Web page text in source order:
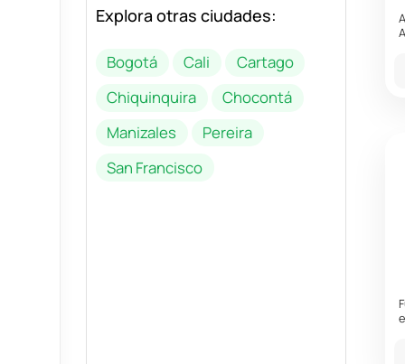
Explora otras ciudades:
Bogotá Cali
Cartago
Chiquinquira
Chocontá
Manizales
Pereira
San Francisco